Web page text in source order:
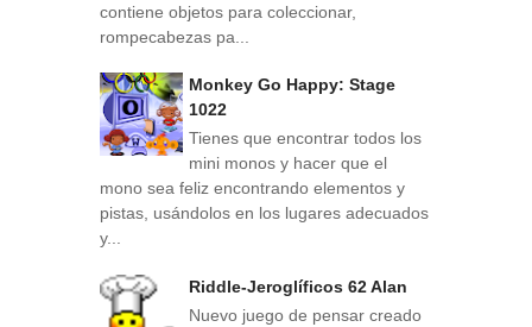
contiene objetos para coleccionar,
rompecabezas pa...
Monkey Go Happy: Stage
1022
Tienes que encontrar todos los
mini monos y hacer que el
mono sea feliz encontrando elementos y
pistas, usándolos en los lugares adecuados
y...
Riddle-Jeroglíficos 62 Alan
Nuevo juego de pensar creado